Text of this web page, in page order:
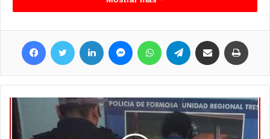
de muchos. Este lunes desde el mediodía en adelante se
espera que toda esa gran cantidad de personas que salieron en
vehículos particulares encaren el operativo regreso. En
averiguaciones, durante el día domingo el movimiento fue
normal y casi sin demoras para entrar a la Argentina por el paso
Facebook Twitter LinkedIn MessengerWhatsApp Telegram Compartir por correo electrónico